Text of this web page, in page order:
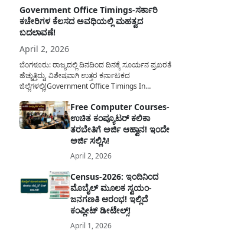
Government Office Timings-ಸರ್ಕಾರಿ
ಕಚೇರಿಗಳ ಕೆಲಸದ ಅವಧಿಯಲ್ಲಿ ಮಹತ್ವದ
ಬದಲಾವಣೆ!
April 2, 2026
ಬೆಂಗಳೂರು: ರಾಜ್ಯದಲ್ಲಿ ದಿನದಿಂದ ದಿನಕ್ಕೆ ಸೂರ್ಯನ ಪ್ರಖರತೆ
ಹೆಚ್ಚುತ್ತಿದ್ದು, ವಿಶೇಷವಾಗಿ ಉತ್ತರ ಕರ್ನಾಟಕದ
ಜಿಲ್ಲೆಗಳಲ್ಲಿ(Government Office Timings In
ಹಿನ್ನೆಲೆಯಲ್ಲಿ ಸರ್ಕಾರಿ ನೌಕರರ ಹಿತದೃಷ್ಟಿಯಿಂದ ಹಾಗೂ
ಸಾರ್ವಜನಿಕರ ಅನುಕೂಲಕ್ಕಾಗಿ ಕರ್ನಾಟಕ ಸರ್ಕಾರವು
ಮಹತ್ವದ ನಿರ್ಧಾರವೊಂದನ್ನು ಕೈಗೊಂಡಿದೆ. ಕಿತ್ತೂರು ಕರ್ನಾಟಕ
ಮತ್ತು ಕಲ್ಯಾಣ ಕರ್ನಾಟಕದ ಒಟ್ಟು 9 ಜಿಲ್ಲೆಗಳಲ್ಲಿ ಏಪ್ರಿಲ್...
Free Computer Courses-
ಉಚಿತ ಕಂಪ್ಯೂಟರ್ ಕಲಿಕಾ
ತರಬೇತಿಗೆ ಅರ್ಜಿ ಆಹ್ವಾನ! ಇಂದೇ
ಅರ್ಜಿ ಸಲ್ಲಿಸಿ!
April 2, 2026
Census-2026: ಇಂದಿನಿಂದ
ಮೊಬೈಲ್ ಮೂಲಕ ಸ್ವಯಂ-
ಜನಗಣತಿ ಆರಂಭ! ಇಲ್ಲಿದೆ
ಕಂಪ್ಲೀಟ್ ಡೀಟೇಲ್ಸ್!
April 1, 2026